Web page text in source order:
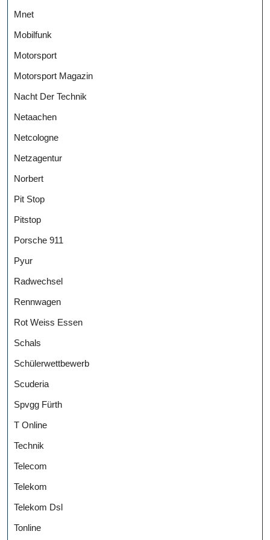
Mnet
Mobilfunk
Motorsport
Motorsport Magazin
Nacht Der Technik
Netaachen
Netcologne
Netzagentur
Norbert
Pit Stop
Pitstop
Porsche 911
Pyur
Radwechsel
Rennwagen
Rot Weiss Essen
Schals
Schülerwettbewerb
Scuderia
Spvgg Fürth
T Online
Technik
Telecom
Telekom
Telekom Dsl
Tonline